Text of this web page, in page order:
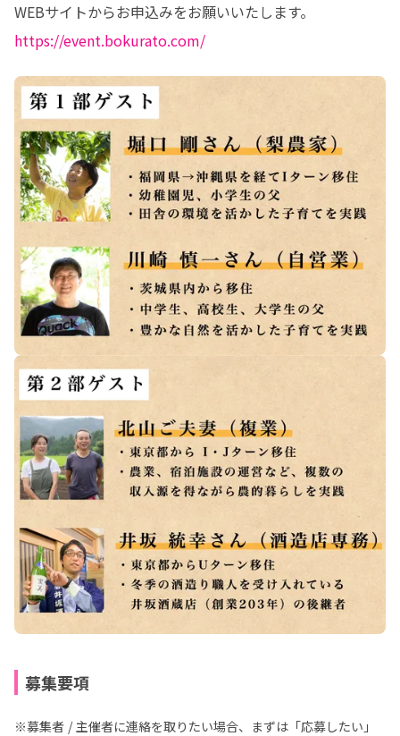
WEBサイトからお申込みをお願いいたします。
https://event.bokurato.com/
募集要項
※募集者 / 主催者に連絡を取りたい場合、まずは「応募したい」